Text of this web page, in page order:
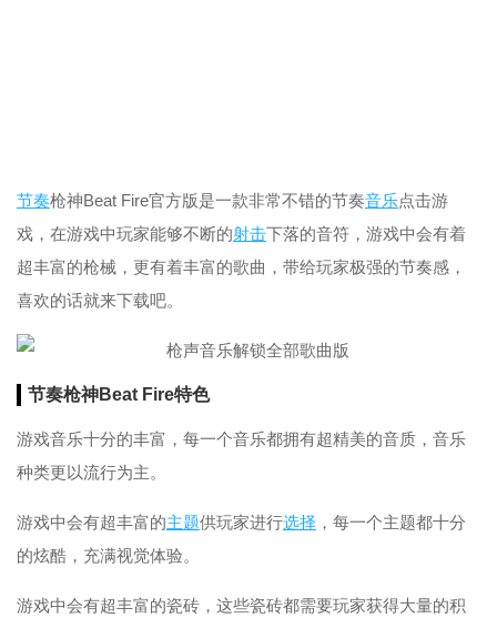
节奏枪神Beat Fire官方版是一款非常不错的节奏音乐点击游
戏，在游戏中玩家能够不断的射击下落的音符，游戏中会有着
超丰富的枪械，更有着丰富的歌曲，带给玩家极强的节奏感，
喜欢的话就来下载吧。
节奏枪神Beat Fire特色
游戏音乐十分的丰富，每一个音乐都拥有超精美的音质，音乐
种类更以流行为主。
游戏中会有超丰富的主题供玩家进行选择 ，每一个主题都十分
的炫酷，充满视觉体验。
游戏中会有超丰富的瓷砖，这些瓷砖都需要玩家获得大量的积